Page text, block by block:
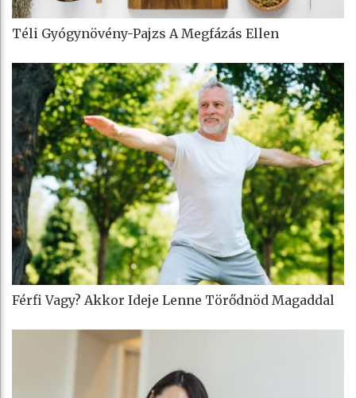
Téli Gyógynövény-Pajzs A Megfázás Ellen
Férfi Vagy? Akkor Ideje Lenne Törődnöd Magaddal